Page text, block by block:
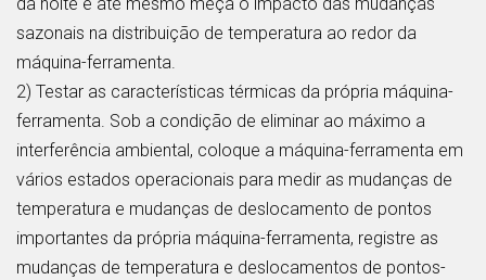
sazonais na distribuição de temperatura ao redor da
máquina-ferramenta.
2) Testar as características térmicas da própria máquina-
ferramenta. Sob a condição de eliminar ao máximo a
interferência ambiental, coloque a máquina-ferramenta em
vários estados operacionais para medir as mudanças de
temperatura e mudanças de deslocamento de pontos
importantes da própria máquina-ferramenta, registre as
mudanças de temperatura e deslocamentos de pontos-